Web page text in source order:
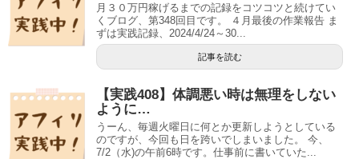
月３０万円稼げるまでの記録をコツコツと続けてい
くブログ、第348回目です。 ４月最後の作業報告 ま
ずは実践記録、2024/4/24～30...
記事を読む
【実践408】体調悪い時は無理をしない
ように…
うーん、毎週火曜日に何とか更新しようとしている
のですが、今回も日を跨いでしまいました。 今、
7/2（水)の午前6時です。仕事前に書いていた...